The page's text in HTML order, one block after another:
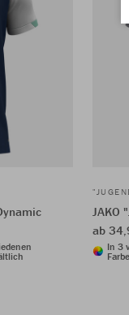
JAKO
ab
In 3